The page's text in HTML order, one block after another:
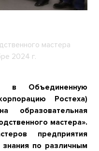
мастера
2024 г.
в Объединенную
Ростеха)
образовательная
мастера».
предприятия
по различным